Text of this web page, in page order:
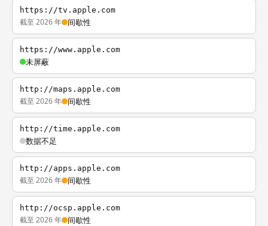
https://tv.apple.com
截至 2026 年 间歇性
https://www.apple.com
未屏蔽
http://maps.apple.com
截至 2026 年 间歇性
http://time.apple.com
数据不足
http://apps.apple.com
截至 2026 年 间歇性
http://ocsp.apple.com
截至 2026 年 间歇性